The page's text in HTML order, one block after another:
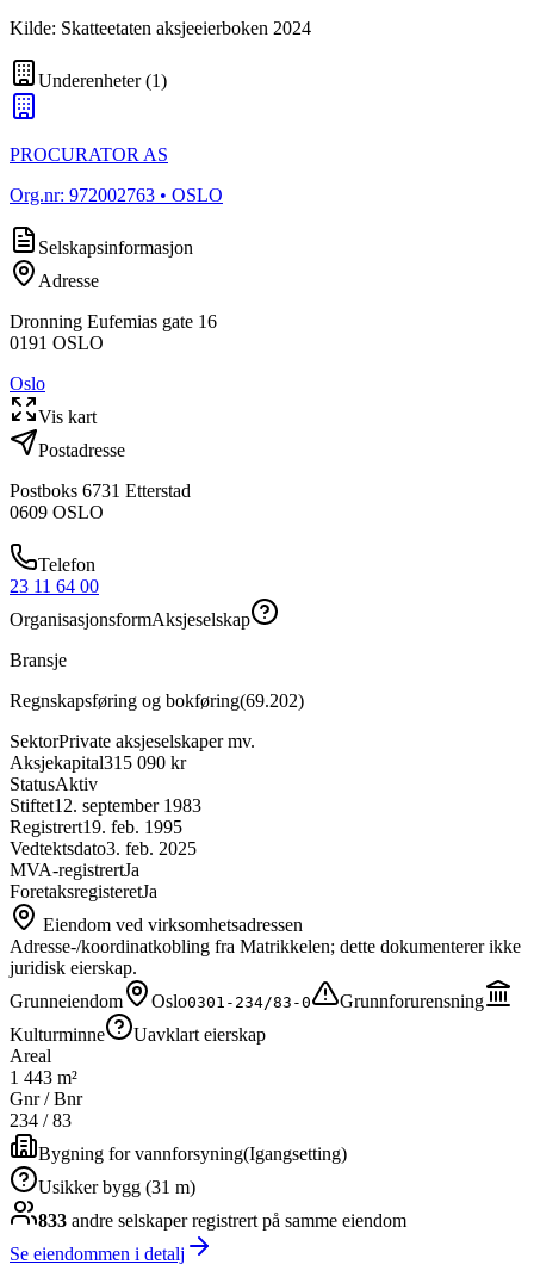
Kilde: Skatteetaten aksjeeierboken 2024
Underenheter(1)
PROCURATOR AS
Org.nr: 972002763 • OSLO
Selskapsinformasjon
Adresse
Dronning Eufemias gate 16
0191 OSLO
Oslo
Vis kart
Postadresse
Postboks 6731 Etterstad
0609 OSLO
Telefon
23 11 64 00
OrganisasjonsformAksjeselskap
Bransje
Regnskapsføring og bokføring(69.202)
SektorPrivate aksjeselskaper mv.
Aksjekapital315 090 kr
StatusAktiv
Stiftet12. september 1983
Registrert19. feb. 1995
Vedtektsdato3. feb. 2025
MVA-registrertJa
ForetaksregisteretJa
Eiendom ved virksomhetsadressen
Adresse-/koordinatkobling fra Matrikkelen; dette dokumenterer ikke
juridisk eierskap.
Grunneiendom
Oslo0301-234/83-0
Grunnforurensning
Kulturminne
Uavklart eierskap
Areal
1 443 m²
Gnr / Bnr
234 /83
Bygning for vannforsyning(Igangsetting)
Usikker bygg (31 m)
833 andre selskaperregistrert på samme eiendom
Se eiendommen i detalj